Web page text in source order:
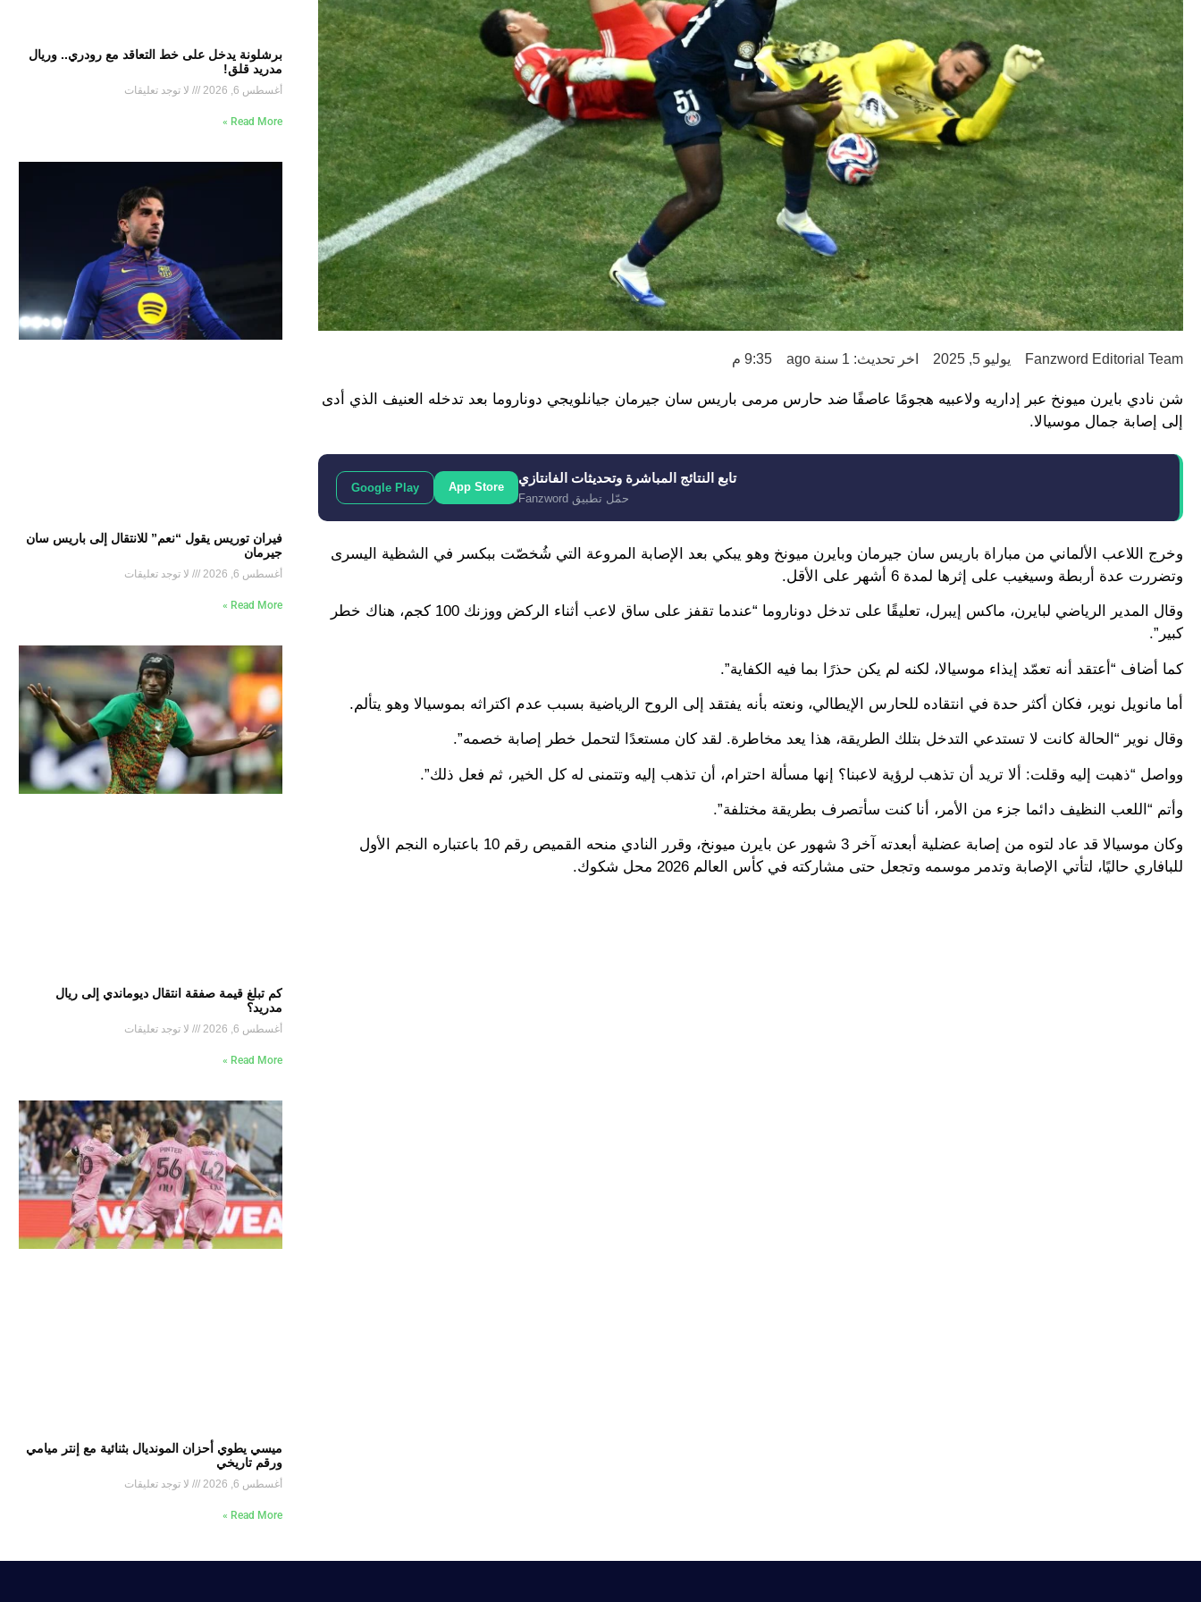
Fanzword Editorial Team يوليو 5, 2025 اخر تحديث: 1 سنة ago 9:35 م
شن نادي بايرن ميونخ عبر إداريه ولاعبيه هجومًا عاصفًا ضد حارس مرمى باريس سان جيرمان جيانلويجي دوناروما بعد تدخله العنيف الذي أدى
إلى إصابة جمال موسيالا.
تابع النتائج المباشرة وتحديثات الفانتازي
حمّل تطبيق Fanzword
App Store
Google Play
وخرج اللاعب الألماني من مباراة باريس سان جيرمان وبايرن ميونخ وهو يبكي بعد الإصابة المروعة التي شُخصّت ببكسر في الشظية اليسرى
وتضررت عدة أربطة وسيغيب على إثرها لمدة 6 أشهر على الأقل.
وقال المدير الرياضي لبايرن، ماكس إيبرل، تعليقًا على تدخل دوناروما “عندما تقفز على ساق لاعب أثناء الركض ووزنك 100 كجم، هناك خطر
كبير”.
كما أضاف “أعتقد أنه تعمّد إيذاء موسيالا، لكنه لم يكن حذرًا بما فيه الكفاية”.
أما مانويل نوير، فكان أكثر حدة في انتقاده للحارس الإيطالي، ونعته بأنه يفتقد إلى الروح الرياضية بسبب عدم اكتراثه بموسيالا وهو يتألم.
وقال نوير “الحالة كانت لا تستدعي التدخل بتلك الطريقة، هذا يعد مخاطرة. لقد كان مستعدًا لتحمل خطر إصابة خصمه”.
وواصل “ذهبت إليه وقلت: ألا تريد أن تذهب لرؤية لاعبنا؟ إنها مسألة احترام، أن تذهب إليه وتتمنى له كل الخير، ثم فعل ذلك”.
وأتم “اللعب النظيف دائما جزء من الأمر، أنا كنت سأتصرف بطريقة مختلفة”.
وكان موسيالا قد عاد لتوه من إصابة عضلية أبعدته آخر 3 شهور عن بايرن ميونخ، وقرر النادي منحه القميص رقم 10 باعتباره النجم الأول
للبافاري حاليًا، لتأتي الإصابة وتدمر موسمه وتجعل حتى مشاركته في كأس العالم 2026 محل شكوك.
برشلونة يدخل على خط التعاقد مع رودري.. وريال
مدريد قلق!
أغسطس 6, 2026 لا توجد تعليقات
Read More »
فيران توريس يقول “نعم” للانتقال إلى باريس سان
جيرمان
أغسطس 6, 2026 لا توجد تعليقات
Read More »
كم تبلغ قيمة صفقة انتقال ديوماندي إلى ريال
مدريد؟
أغسطس 6, 2026 لا توجد تعليقات
Read More »
ميسي يطوي أحزان المونديال بثنائية مع إنتر ميامي
ورقم تاريخي
أغسطس 6, 2026 لا توجد تعليقات
Read More »